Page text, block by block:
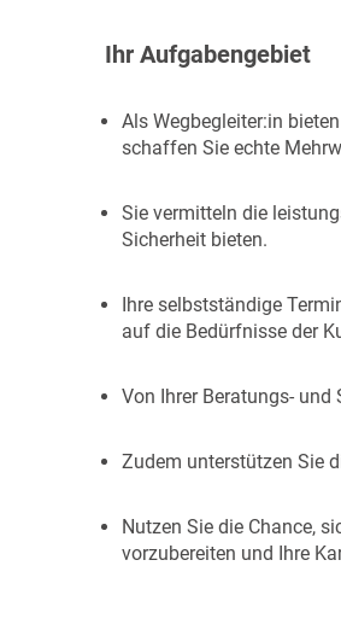
Ihr Aufgabengebiet
Als Wegbegleiter:in
schaffen Sie echte
Sie vermitteln die
Sicherheit bieten.
Ihre selbstständige
auf die Bedürfnisse der
Von Ihrer Beratungs-
Zudem unterstützen Sie
Nutzen Sie die Chance,
vorzubereiten und Ihre